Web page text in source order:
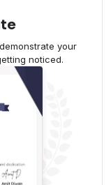
your
noticed.